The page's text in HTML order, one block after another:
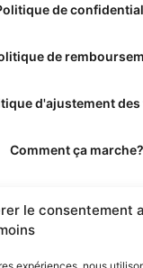
le consentement
de
de
d'ajustement
Comment ça marche?